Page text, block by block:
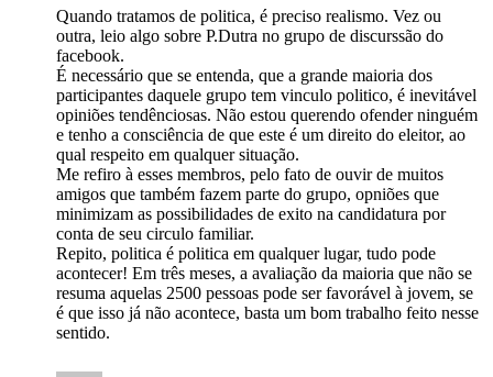
Quando tratamos de politica, é preciso realismo. Vez ou
outra, leio algo sobre P.Dutra no grupo de discurssão do
facebook.
É necessário que se entenda, que a grande maioria dos
participantes daquele grupo tem vinculo politico, é inevitável
opiniões tendênciosas. Não estou querendo ofender ninguém
e tenho a consciência de que este é um direito do eleitor, ao
qual respeito em qualquer situação.
Me refiro à esses membros, pelo fato de ouvir de muitos
amigos que também fazem parte do grupo, opniões que
minimizam as possibilidades de exito na candidatura por
conta de seu circulo familiar.
Repito, politica é politica em qualquer lugar, tudo pode
acontecer! Em três meses, a avaliação da maioria que não se
resuma aquelas 2500 pessoas pode ser favorável à jovem, se
é que isso já não acontece, basta um bom trabalho feito nesse
sentido.